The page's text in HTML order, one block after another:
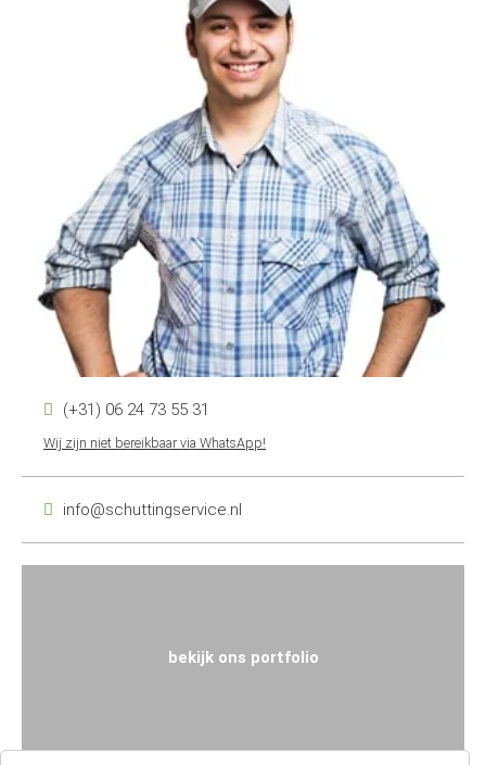
(+31) 06 24 73 55 31
Wij zijn niet bereikbaar via WhatsApp!
info@schuttingservice.nl
bekijk ons portfolio